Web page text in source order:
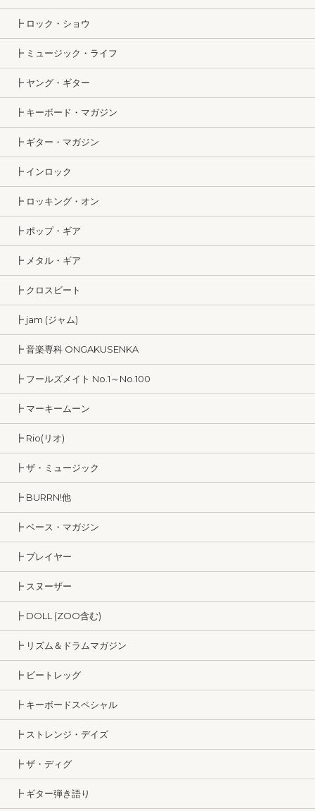
┣ ロック・ショウ
┣ ミュージック・ライフ
┣ ヤング・ギター
┣ キーボード・マガジン
┣ ギター・マガジン
┣ インロック
┣ ロッキング・オン
┣ ポップ・ギア
┣ メタル・ギア
┣ クロスビート
┣ jam (ジャム)
┣ 音楽専科 ONGAKUSENKA
┣ フールズメイト No.1～No.100
┣ マーキームーン
┣ Rio(リオ)
┣ ザ・ミュージック
┣ BURRN!他
┣ ベース・マガジン
┣ プレイヤー
┣ スヌーザー
┣ DOLL (ZOO含む)
┣ リズム＆ドラムマガジン
┣ ビートレッグ
┣ キーボードスペシャル
┣ ストレンジ・デイズ
┣ ザ・ディグ
┣ ギター弾き語り